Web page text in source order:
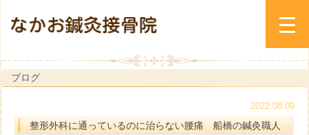
ブログ
2022.08.09
整形外科に通っているのに治らない腰痛 船橋の鍼灸職人